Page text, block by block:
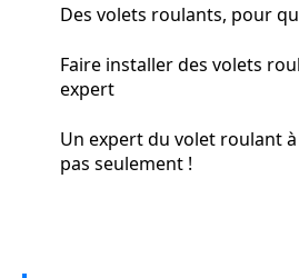
Des volets roulants, pour
Faire installer des volets
expert
Un expert du volet roulant
pas seulement !